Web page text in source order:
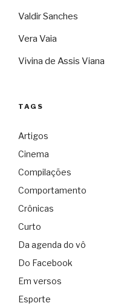
Valdir Sanches
Vera Vaia
Vivina de Assis Viana
TAGS
Artigos
Cinema
Compilações
Comportamento
Crônicas
Curto
Da agenda do vô
Do Facebook
Em versos
Esporte